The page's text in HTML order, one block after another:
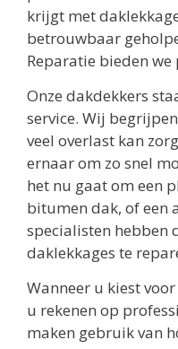
krijgt met
betrouwbaar
Reparatie bieden we
Onze dakdekkers
service. Wij
veel overlast kan
ernaar om zo snel
het nu gaat om een
bitumen dak, of een
specialisten hebben
daklekkages te
Wanneer u kiest
u rekenen op
maken gebruik van